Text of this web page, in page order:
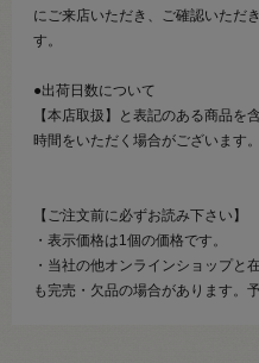
にご来店いただき、ご確認いただ
す。
●出荷日数について
【本店取扱】と表記のある商品を
時間をいただく場合がございます。
【ご注文前に必ずお読み下さい】
・表示価格は1個の価格です。
・当社の他オンラインショップと
も完売・欠品の場合があります。